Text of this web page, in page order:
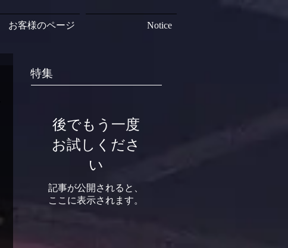
お客様のページ Notice
特集
後でもう一度
お試しくださ
い
記事が公開されると、
ここに表示されます。